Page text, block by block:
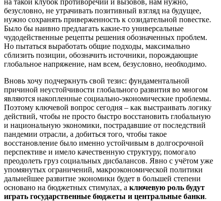
безусловно, не утрачивать позитивный взгляд на будущее,
нужно сохранять приверженность к созидательной повестке.
Было бы наивно предлагать какие-то универсальные
чудодейственные рецепты решения обозначенных проблем.
Но пытаться выработать общие подходы, максимально
сблизить позиции, обозначить источники, порождающие
глобальное напряжение, нам всем, безусловно, необходимо.
Вновь хочу подчеркнуть свой тезис: фундаментальной
причиной неустойчивости глобального развития во многом
являются накопленные социально-экономические проблемы.
Поэтому ключевой вопрос сегодня – как выстраивать логику
действий, чтобы не просто быстро восстановить глобальную
и национальную экономики, пострадавшие от последствий
пандемии отрасли, а добиться того, чтобы такое
восстановление было именно устойчивым в долгосрочной
перспективе и имело качественную структуру, помогало
преодолеть груз социальных дисбалансов. Явно с учётом уже
упомянутых ограничений, макроэкономической политики
дальнейшее развитие экономики будет в большей степени
основано на бюджетных стимулах, а ключевую роль будут
играть государственные бюджеты и центральные банки.